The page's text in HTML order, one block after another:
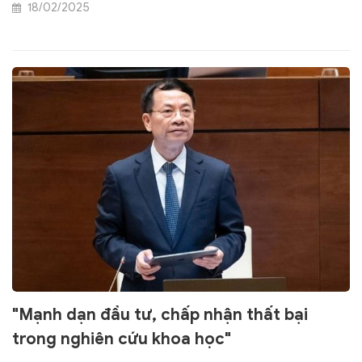
được Quốc hội bỏ phiếu bầu.
18/02/2025
"Mạnh dạn đầu tư, chấp nhận thất bại
trong nghiên cứu khoa học"